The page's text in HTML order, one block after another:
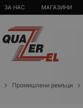
ЗА НАС МАГАЗИНИ
Промишлени ремъци